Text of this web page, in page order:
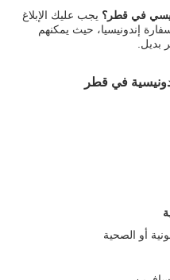
في قطر؟ يجب عليك الإبلاغ
إندونيسيا، حيث يمكنهم
بديل.
في قطر
أو الصحية